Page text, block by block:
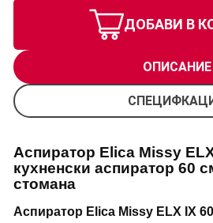
ДОБАВИ В
ОПИСАНИЕ
Аспиратор Elica Missy
кухненски аспиратор 60
стомана
Аспиратор Elica Missy ELX IX 60